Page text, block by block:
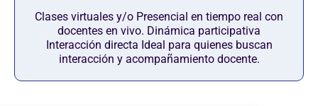
Clases virtuales y/o Presencial en tiempo real con
docentes en vivo. Dinámica participativa
Interacción directa Ideal para quienes buscan
interacción y acompañamiento docente.